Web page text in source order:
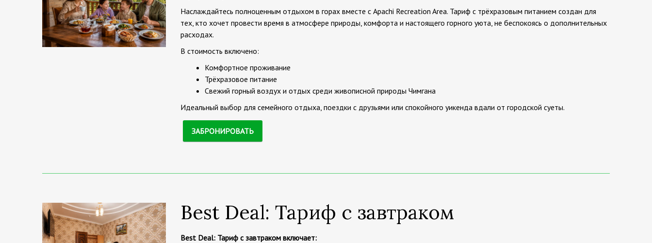
Наслаждайтесь полноценным отдыхом в горах вместе с Apachi Recreation Area. Тариф с трёхразовым питанием создан для
тех, кто хочет провести время в атмосфере природы, комфорта и настоящего горного уюта, не беспокоясь о дополнительных
расходах.
В стоимость включено:
Комфортное проживание
Трёхразовое питание
Свежий горный воздух и отдых среди живописной природы Чимгана
Идеальный выбор для семейного отдыха, поездки с друзьями или спокойного уикенда вдали от городской суеты.
ЗАБРОНИРОВАТЬ
Best Deal: Тариф с завтраком
Best Deal: Тариф с завтраком включает: